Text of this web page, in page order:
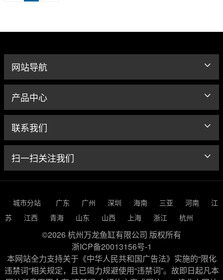
网站导航
产品中心
联系我们
扫一扫关注我们
城市分站 广东 广州 深圳 海南 三亚 河南
江
苏
江西 青海 山东 山西 上海 浙江 杭州
©2026 杭州万龙鱼缸有限公司 版权所有
浙ICP备20013156号-1
本网站全力支持关于《中华人民共和国广告法》实施的“限化
违禁词”相关规定，且已竭力规避使用“违禁词”。故即日起凡本